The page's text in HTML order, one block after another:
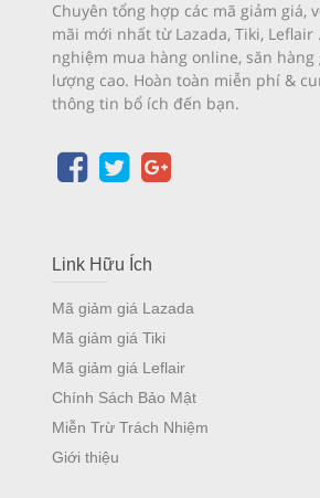
Chuyên tổng hợp các mã giảm giá,
mãi mới nhất từ Lazada, Tiki, Leflair
nghiệm mua hàng online, săn hàng
lượng cao. Hoàn toàn miễn phí &
thông tin bổ ích đến bạn.
Link Hữu Ích
Mã giảm giá Lazada
Mã giảm giá Tiki
Mã giảm giá Leflair
Chính Sách Bảo Mật
Miễn Trừ Trách Nhiệm
Giới thiệu